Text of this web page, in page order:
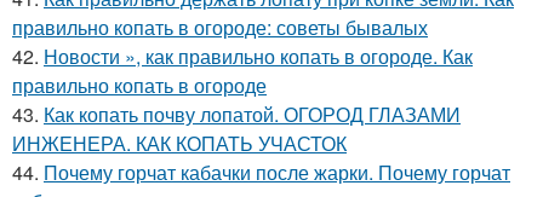
правильно копать в огороде: советы бывалых
42. Новости », как правильно копать в огороде. Как
правильно копать в огороде
43. Как копать почву лопатой. ОГОРОД ГЛАЗАМИ
ИНЖЕНЕРА. КАК КОПАТЬ УЧАСТОК
44. Почему горчат кабачки после жарки. Почему горчат